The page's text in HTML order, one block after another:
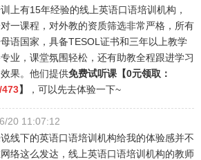
上有15年经验的线上英语口语培训机构，
一课程，对外教的资质筛选非常严格，所有
语国家，具备TESOL证书和三年以上教学
业，课堂氛围轻松，还有助教全程跟进学习
果。他们提供免费试听课【0元领取：
】 ，可以先去体验一下~
20 11:07:12
线下的英语口语培训机构给我的体验感并不
络这么发达，线上英语口语培训机构的教师